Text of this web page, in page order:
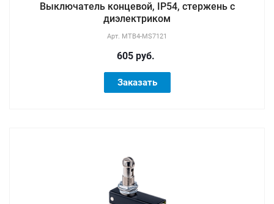
Выключатель концевой, IP54, стержень с
диэлектриком
Арт. MTB4-MS7121
605 руб.
Заказать